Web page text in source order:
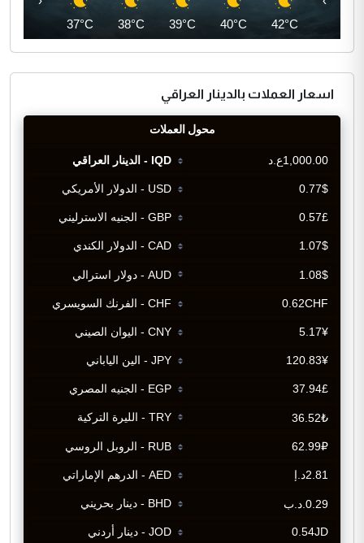
42°C
40°C
39°C
38°C
37°C
اسعار العملات بالدينار العراقي